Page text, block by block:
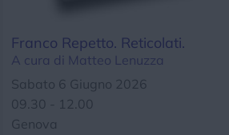
Franco Repetto. Reticolati.
A cura di Matteo Lenuzza
Sabato 6 Giugno 2026
09.30 - 12.00
Genova